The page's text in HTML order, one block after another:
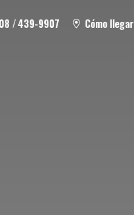
/ 439-9907 Cómo llegar